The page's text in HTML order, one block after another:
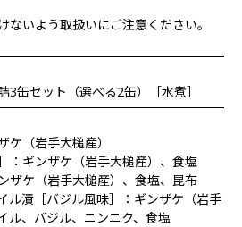
いよう取扱いにご注意ください。
3缶セット（選べる2缶）［水煮］
（岩手大槌産）
：ギンザケ（岩手大槌産）、食塩
ザケ（岩手大槌産）、食塩、昆布
ル漬［バジル風味］：ギンザケ（岩手
ル、バジル、ニンニク、食塩